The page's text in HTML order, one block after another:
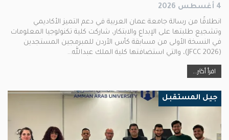
4 أغسطس 2026
انطلاقًا من رسالة جامعة عمان العربية في دعم التميز الأكاديمي
وتشجيع طلبتها على الإبداع والابتكار، شاركت كلية تكنولوجيا المعلومات
في النسخة الأولى من مسابقة كأس الأردن للمبرمجين المستجدين
(JFCC 2026)، والتي استضافتها كلية الملك عبدالله…
اقرأ أكثر...
جيل المستقبل